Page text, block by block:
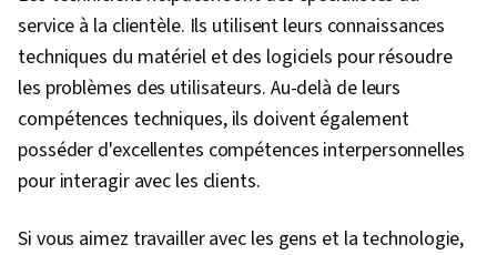
service à la clientèle. Ils utilisent leurs connaissances
techniques du matériel et des logiciels pour résoudre
les problèmes des utilisateurs. Au-delà de leurs
compétences techniques, ils doivent également
posséder d'excellentes compétences interpersonnelles
pour interagir avec les clients.
Si vous aimez travailler avec les gens et la technologie,